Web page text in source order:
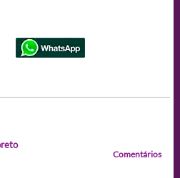
Comentários